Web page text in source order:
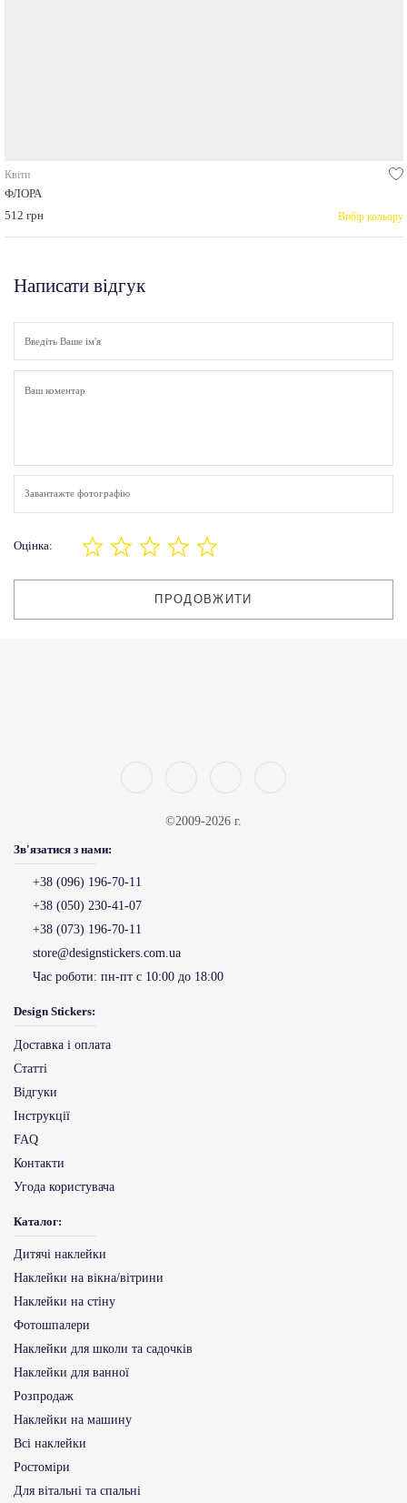
Квіти
ФЛОРА
512 грн
Вибір кольору
Написати відгук
Завантажте фотографію
Оцінка:
ПРОДОВЖИТИ
©2009-2026 г.
Зв'язатися з нами:
+38 (096) 196-70-11
+38 (050) 230-41-07
+38 (073) 196-70-11
store@designstickers.com.ua
Час роботи: пн-пт с 10:00 до 18:00
Design Stickers:
Доставка і оплата
Статті
Відгуки
Інструкції
FAQ
Контакти
Угода користувача
Каталог:
Дитячі наклейки
Наклейки на вікна/вітрини
Наклейки на стіну
Фотошпалери
Наклейки для школи та садочків
Наклейки для ванної
Розпродаж
Наклейки на машину
Всі наклейки
Ростоміри
Для вітальні та спальні